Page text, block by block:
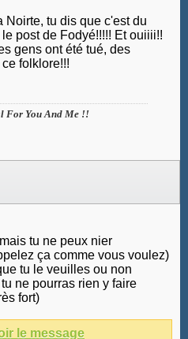
Noirte, tu dis que c'est du
post de Fodyé!!!!! Et ouiiii!!
gens ont été tué, des
folklore!!!
For You And Me !!
tu ne peux nier
ça comme vous voulez)
tu le veuilles ou non
ne pourras rien y faire
fort)